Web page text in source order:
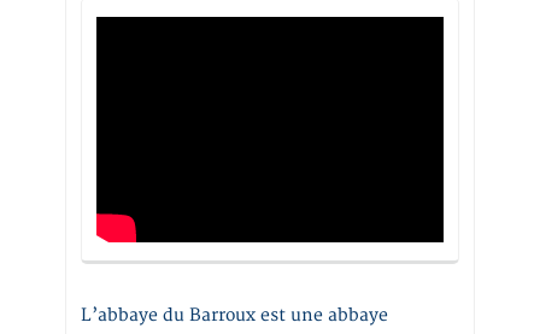
L’abbaye du Barroux est une abbaye